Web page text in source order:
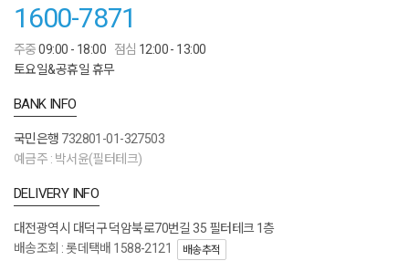
1600-7871
주중09:00 - 18:00 점심 12:00 - 13:00
토요일&공휴일 휴무
BANK INFO
국민은행 732801-01-327503
예금주 : 박서윤(필터테크)
DELIVERY INFO
대전광역시 대덕구 덕암북로70번길 35 필터테크 1층
배송조회 : 롯데택배 1588-2121
배송추적